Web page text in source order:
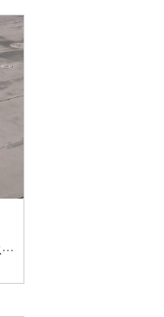
皆さま、こんにちは！ この度も「リノブルスタッフブログ」にお越しいただき、ありがとうございます。 レアテック株式会社の奥田りさです。 11月も下旬、街の空気もだんだんと冬らしくなってきましたね。 日々の寒さとともに、建物のメンテナンスにも気を配りたくなる季節です。 突然ですが、皆さんは「目に見えるもの」と「目に見えにくいもの」、 どちらにより注意を払いやすいでしょうか？ 建物のメンテナンスを行うとき、 多くの方が直感的に「目に見える場所」から優先的に補修をしていきます。 これは自然な心理であり、 例えば室内の壁紙の汚れや、手すりのグラつきなど、 日常生活で目に触れる部分には即座に不快感を覚えるため、優先して補修を考えます。 その一方で、普段はあまり目に触れない場所、 例えば外壁や屋上の防水層は、補修の優先順位がどうしても低くなりがちです。 この現象は心理学で「可視性バイアス」と呼ばれます。 人は目に見える情報に対してより強く価値を感じ、 目に見えない情報は軽く見てしまう傾向があるのです。 外壁のひび割れや屋上防水の劣化は、日常生活ではほとんど目に入らないため、 オーナー様や管理者様が「まだ大丈夫」と判断してしまうケースが少なくありません。 しかし、これが後々、大きな漏水や構造劣化につながることもあるのです。 例えば、屋上の防水層は日差しや雨、雪などに常にさらされており、 劣化が進むと建物内部への雨水の浸入を許してしまいます。 屋上防水層の劣化例 ※防水シートは経年劣化により硬化が進行し、本来の柔軟性や伸縮性が失われています。 その結果、シートの接合部や入隅に生じたわずかな隙間から、雨水が浸入し、 防水性能が低下している状態です。 放置すれば室内の天井や壁の腐食、カビの発生、さらには構造材の劣化へと 発展することがあります。 また、外壁のひび割れも、最初は小さな線状でも、 雨水が浸入することで内部鉄筋の腐食や外壁仕上げ材の剥離を引き起こすことがあります。 外壁塗装面の劣化例 ※外壁塗装面は経年劣化によるひび割れが発生しています。 そこから雨水が浸入して内部の鉄筋が腐食し、錆汁が外壁表面にまで滲出しています。 外壁タイル面の劣化例 ※外壁タイル面は経年劣化によるひび割れが発生しています。 重要なのは、「目に見えにくい部分＝手を抜いていい部分」では決してないということです。 補修が後回しにされる場所こそ、定期的な点検や早期補修が必要です。 建物は築年数が経過するほど、見えにくい部分の劣化が顕著になりやすく、 早めの対策が結果的に修繕費用の節約にもつながります。 「見えにくいから後回しにする」のではなく、 「見えにくいからこそ、早めに手を入れる」という意識が、建物の寿命を延ばす秘訣です。 見えづらい箇所の点検や補修は専門的な判断が必要です。 気になることがございましたら、ぜひ弊社にお任せください！ それでは、この度も最後まで「リノブルスタッフブログ」をお読みいただき ありがとうございました。 次回もよろしくお願いいたします! リノブルは、 北陸3県 石川県 富山県 福井県 金沢市 白山市 野々市市 かほく市 河北郡 津幡町 内灘町 小松市 能美市 加賀市 など 地域密着で多くの信頼と実績を積み重ねてきた、建物診断、外壁塗装、外壁タイル改修、雨漏り補修、防水工事 大規模修繕のプロフェッショナル集団です。 ビル マンション アパート 収益物件 病院 学校 工場 倉庫 などの タイルの欠損 タイルの剥落 漏水 水漏れ 雨漏り を見付けたら、 調査診断 打診調査 赤外線調査 定期調査 改修工事 修繕工事 防水工事 塗装工事 は 「RENOBLE/リノブル」 「レアテック株式会社」 「ウォールドック株式会社」へ．．． 住宅の 屋根・外壁の塗装工事 防水工事 リフォーム は．．． 「プロタイムズ金沢駅西店」 「プロタイムズ富山中央店」 にお任せ下さい‼ 外装劣化診断士による建物調査診断を無料で行っております‼ 他社にはない『徹底した調査診断と卓越した施工技術』でオーナー様の建物をお守り致します。 これまで積み重ねてきた信頼と実績に恥じぬよう、誠心誠意対応させていただきます。 ■お見積もり・ご相談・お問い合わせはこちらから！